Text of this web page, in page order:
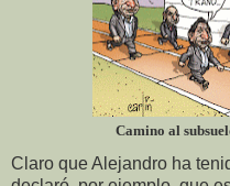
Camino al
Claro que Alejandro ha